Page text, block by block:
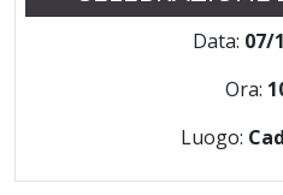
Data: 07/
Ora:
Luogo: